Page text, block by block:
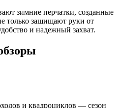
зимние перчатки, созданные
только защищают руки от
и надежный захват.
и квадроциклов — сезон